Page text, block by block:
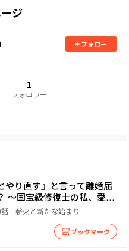
ジ
フォロー
1
フォロワー
やり直す』と言って離婚届
～国宝級修復士の私、愛は
薪火と新たな始まり
ブックマーク